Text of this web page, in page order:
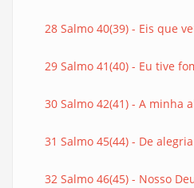
28 Salmo 40(39) - Eis que
29 Salmo 41(40) - Eu tive
30 Salmo 42(41) - A minha
31 Salmo 45(44) - De
32 Salmo 46(45) - Nosso